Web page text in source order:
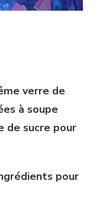
verre de
à soupe
de sucre pour
pour